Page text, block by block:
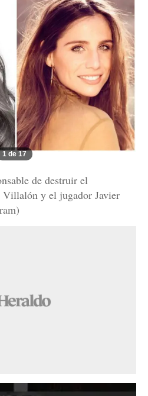
1 de 17
de destruir el
y el jugador Javier